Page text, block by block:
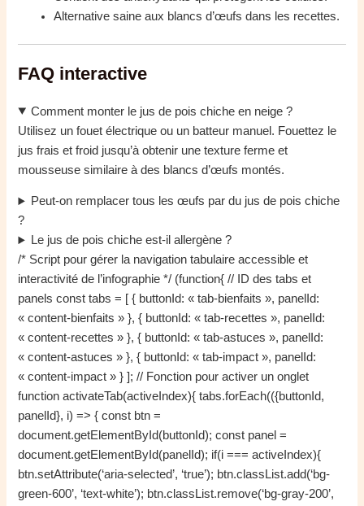
Alternative saine aux blancs d’œufs dans les recettes.
FAQ interactive
Comment monter le jus de pois chiche en neige ?
Utilisez un fouet électrique ou un batteur manuel. Fouettez le
jus frais et froid jusqu’à obtenir une texture ferme et
mousseuse similaire à des blancs d’œufs montés.
Peut-on remplacer tous les œufs par du jus de pois chiche
?
Le jus de pois chiche est-il allergène ?
/* Script pour gérer la navigation tabulaire accessible et
interactivité de l’infographie */ (function{ // ID des tabs et
panels const tabs = [ { buttonId: « tab-bienfaits », panelId:
« content-bienfaits » }, { buttonId: « tab-recettes », panelId:
« content-recettes » }, { buttonId: « tab-astuces », panelId:
« content-astuces » }, { buttonId: « tab-impact », panelId:
« content-impact » } ]; // Fonction pour activer un onglet
function activateTab(activeIndex){ tabs.forEach(({buttonId,
panelId}, i) => { const btn =
document.getElementById(buttonId); const panel =
document.getElementById(panelId); if(i === activeIndex){
btn.setAttribute(‘aria-selected’, ‘true’); btn.classList.add(‘bg-
green-600’, ‘text-white’); btn.classList.remove(‘bg-gray-200’,